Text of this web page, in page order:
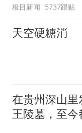
极目新闻 5737跟贴
天空硬糖消
在贵州深山里
王陵墓，至今